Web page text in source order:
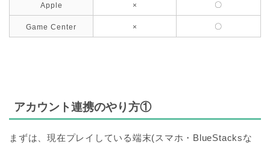
Apple × 〇
Game Center × 〇
アカウント連携のやり方①
まずは、現在プレイしている端末(スマホ・BlueStacksな